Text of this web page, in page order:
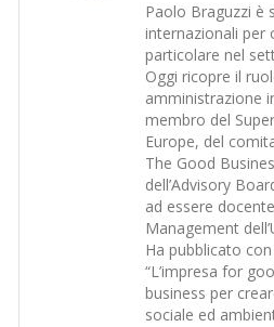
Paolo Braguzzi è
internazionali per
particolare nel
Oggi ricopre il
amministrazione
membro del
Europe, del
The Good
dell’Advisory
ad essere
Management
Ha pubblicato
“L’impresa for
business per
sociale ed